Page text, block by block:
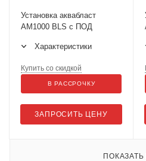
Установка аквабласт
AM1000 BLS с ПОД
Характеристики
ЗАПРОСИТЬ ЦЕНУ
Купить со скидкой
В РАССРОЧКУ